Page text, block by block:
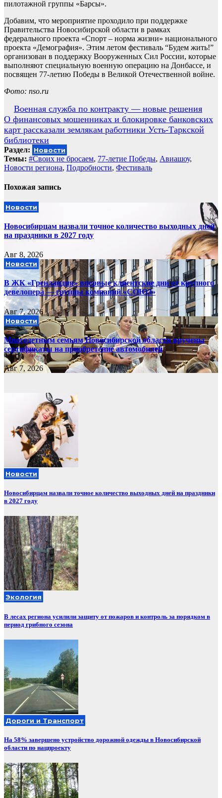
пилотажной группы «Барсы».
Добавим, что мероприятие проходило при поддержке
Правительства Новосибирской области в рамках
федерального проекта «Спорт – норма жизни» национального
проекта «Демография». Этим летом фестиваль “Будем жить!”
организован в поддержку Вооруженных Сил России, которые
выполняют специальную военную операцию на Донбассе, и
посвящен 77-летию Победы в Великой Отечественной войне.
Фото: nso.ru
Навигация
по
записям
Военная служба по контракту — новые решения
О финансовых мошенниках и блокировке банковских
карт рассказали землякам работники Усть-Таркской
библиотеки
Раздел: Новости
Темы: #Своих не бросаем, 77-летие Победы, Авиашоу,
Новости региона, Подробности, Фестиваль
Похожая запись
Новости
Новосибирцам назвали точное количество выходных дней
на праздники в 2027 году
Авг 8, 2026
Новости
В ЖК «Гренландия» впервые клиентские дни от крупного
девелопера — группы компаний «СОЮЗ»
Авг 7, 2026
Новости
Многодетным семьям Новосибирской области вручены
сертификаты на приобретение автомобилей
Авг 7, 2026
Новости
Новосибирцам назвали точное количество выходных дней на праздники
в 2027 году
Экология
В лесах региона усилили защиту от пожаров и контроль за порядком в
период грибного сезона
Дороги и Транспорт
На 58% завершено устройство дорожной одежды в Новосибирской
области по нацпроекту